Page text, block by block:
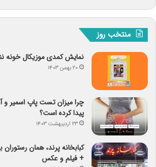
منتخب روز
نمایش کمدی موزیکال خونه
۲۰ بهمن ۱۴۰۳
پیدا کرده است؟
۲۳ اردیبهشت ۱۴۰۳
کبابخانه پرند، همان
+ فیلم و عکس